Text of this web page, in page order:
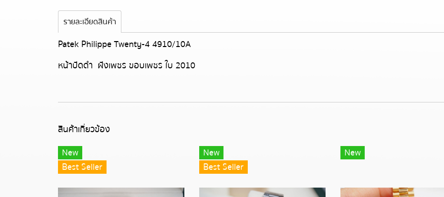
รายละเอียดสินค้า
Patek Philippe Twenty-4 4910/10A
หน้าปัดดำ ฝังเพชร ขอบเพชร ใบ 2010
สินค้าเกี่ยวข้อง
New
Best Seller
New
Best Seller
New